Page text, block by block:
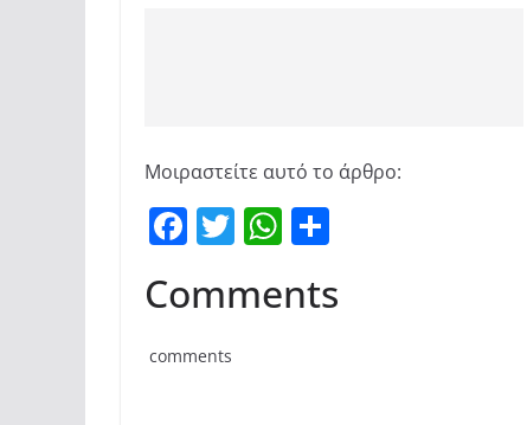
Μοιραστείτε αυτό το άρθρο:
F
c
e
b
T
itt
W
at ρ
Comments
comments